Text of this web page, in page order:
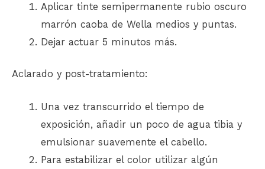
Aplicar tinte semipermanente rubio oscuro
marrón caoba de Wella medios y puntas.
Dejar actuar 5 minutos más.
Aclarado y post-tratamiento:
Una vez transcurrido el tiempo de
exposición, añadir un poco de agua tibia y
emulsionar suavemente el cabello.
Para estabilizar el color utilizar algún